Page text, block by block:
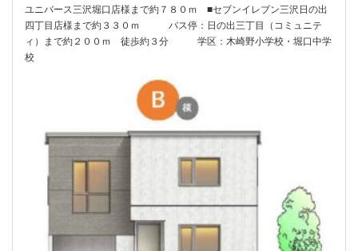
ユニバース三沢堀口店様まで約７８０ｍ ■セブンイレブン三沢日の出
四丁目店様まで約３３０ｍ バス停：日の出三丁目（コミュニテ
ィ）まで約２００ｍ 徒歩約３分 学区：木崎野小学校・堀口中学
校